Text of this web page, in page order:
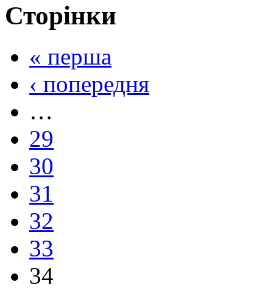
Сторінки
« перша
‹ попередня
…
29
30
31
32
33
34